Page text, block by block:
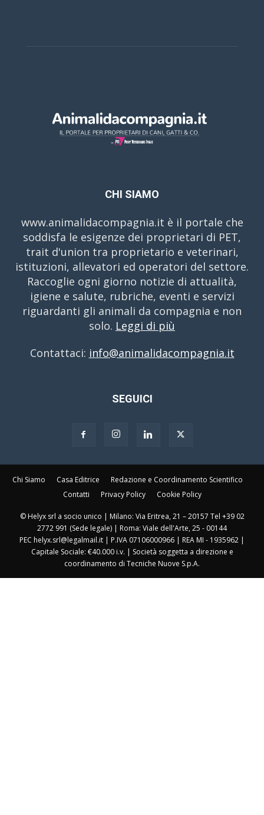
CHI SIAMO
www.animalidacompagnia.it è il portale che
soddisfa le esigenze dei proprietari di PET,
trait d'union tra proprietario e veterinari,
istituzioni, allevatori ed operatori del settore.
Raccoglie ogni giorno notizie di attualità,
igiene e salute, rubriche, eventi e servizi
riguardanti gli animali da compagnia e non
solo. Leggi di più
Contattaci: info@animalidacompagnia.it
SEGUICI
Chi Siamo Casa Editrice
Redazione e Coordinamento Scientifico
Contatti
Privacy Policy Cookie Policy
© Helyx srl a socio unico | Milano: Via Eritrea, 21 – 20157 Tel +39 02
2772 991 (Sede legale) | Roma: Viale dell'Arte, 25 - 00144
PEC helyx.srl@legalmail.it | P.IVA 07106000966 | REA MI - 1935962 |
Capitale Sociale: €40.000 i.v. | Società soggetta a direzione e
coordinamento di Tecniche Nuove S.p.A.